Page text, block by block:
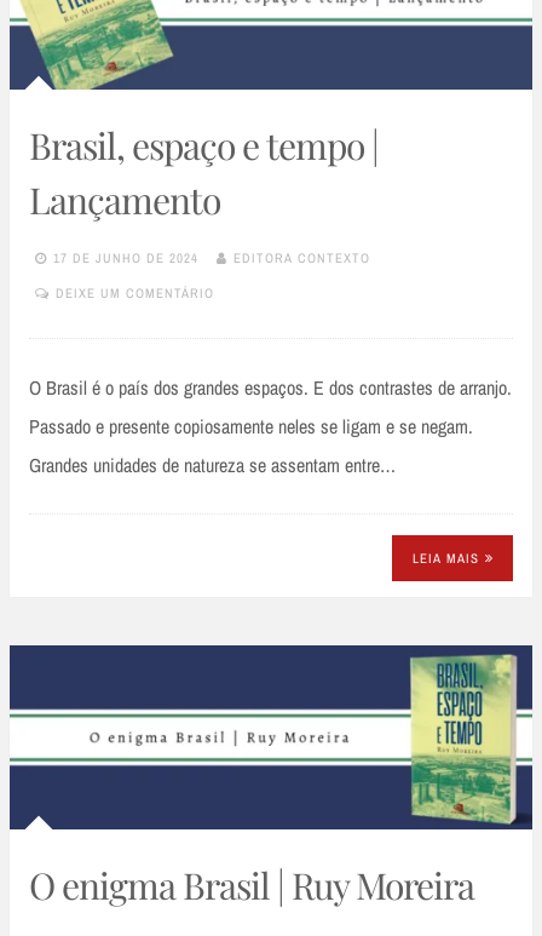
Brasil, espaço e tempo |
Lançamento
17 DE JUNHO DE 2024 EDITORA CONTEXTO
DEIXE UM COMENTÁRIO
O Brasil é o país dos grandes espaços. E dos contrastes de arranjo.
Passado e presente copiosamente neles se ligam e se negam.
Grandes unidades de natureza se assentam entre…
LEIA MAIS
O enigma Brasil | Ruy Moreira